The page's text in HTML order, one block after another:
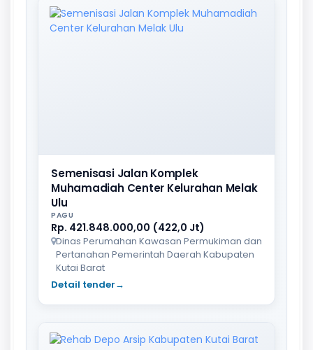
Semenisasi Jalan Komplek
Muhamadiah Center Kelurahan Melak
Ulu
PAGU
Rp. 421.848.000,00 (422,0 Jt)
Dinas Perumahan Kawasan Permukiman dan
Pertanahan Pemerintah Daerah Kabupaten
Kutai Barat
Detail tender→